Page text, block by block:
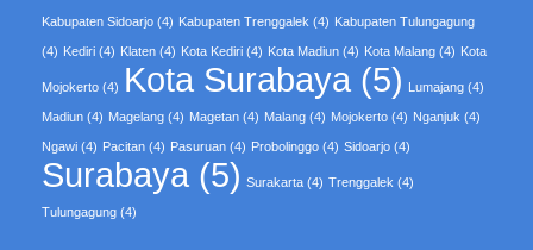
Kabupaten Sidoarjo (4) Kabupaten Trenggalek (4) Kabupaten Tulungagung
(4) Kediri (4) Klaten (4) Kota Kediri (4) Kota Madiun (4) Kota Malang (4) Kota
Mojokerto (4) Kota Surabaya (5) Lumajang (4)
Madiun (4) Magelang (4) Magetan (4) Malang (4) Mojokerto (4) Nganjuk (4)
Ngawi (4) Pacitan (4) Pasuruan (4) Probolinggo (4) Sidoarjo (4)
Surabaya (5) Surakarta (4) Trenggalek (4)
Tulungagung (4)